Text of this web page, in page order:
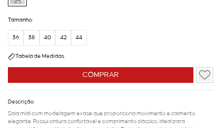
COMPRAR
Tamanho:
36 38 40 42 44
Tabela de Medidas
Descrição
Saia midi com modelagem evasê que proporciona movimento e caimento
elegante. Possui cintura confortável e comprimento clássico, ideal para